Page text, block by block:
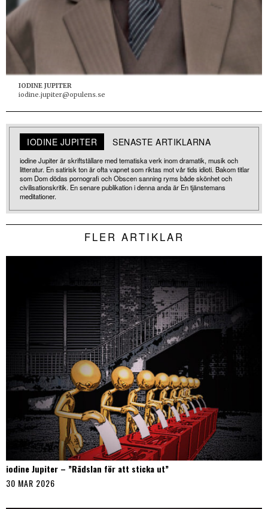
IODINE JUPITER
iodine.jupiter@opulens.se
IODINE JUPITER SENASTE ARTIKLARNA
iodine Jupiter är skriftställare med tematiska verk inom dramatik, musik och
litteratur. En satirisk ton är ofta vapnet som riktas mot vår tids idioti. Bakom titlar
som Dom dödas pornografi och Obscen sanning ryms både skönhet och
civilisationskritik. En senare publikation i denna anda är En tjänstemans
meditationer.
FLER ARTIKLAR
iodine Jupiter – ”Rädslan för att sticka ut”
30 MAR 2026